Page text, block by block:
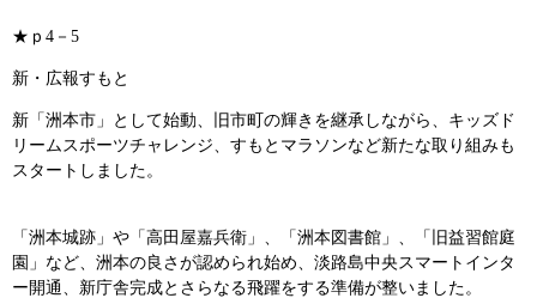
★ｐ4－5
新・広報すもと
新「洲本市」として始動、旧市町の輝きを継承しながら、キッズド
リームスポーツチャレンジ、すもとマラソンなど新たな取り組みも
スタートしました。
「洲本城跡」や「高田屋嘉兵衛」、「洲本図書館」、「旧益習館庭
園」など、洲本の良さが認められ始め、淡路島中央スマートインタ
ー開通、新庁舎完成とさらなる飛躍をする準備が整いました。